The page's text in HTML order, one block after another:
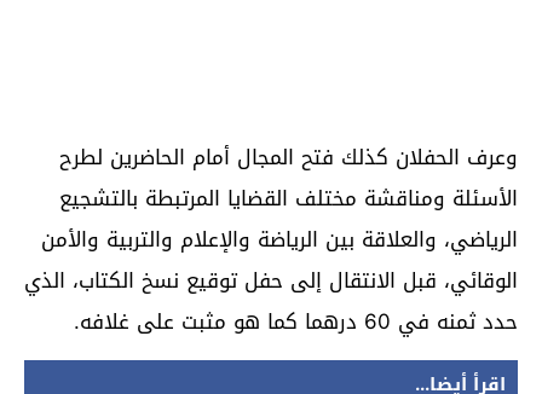
وعرف الحفلان كذلك فتح المجال أمام الحاضرين لطرح
الأسئلة ومناقشة مختلف القضايا المرتبطة بالتشجيع
الرياضي، والعلاقة بين الرياضة والإعلام والتربية والأمن
الوقائي، قبل الانتقال إلى حفل توقيع نسخ الكتاب، الذي
حدد ثمنه في 60 درهما كما هو مثبت على غلافه.
اقرأ أيضا...